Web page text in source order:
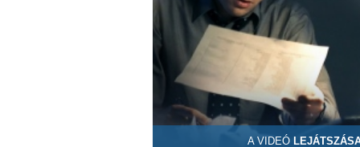
A VIDEÓ